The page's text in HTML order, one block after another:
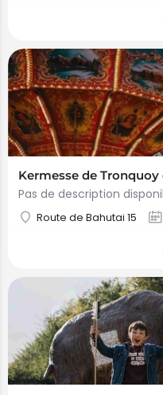
Kermesse de
Route de Bahutai 15